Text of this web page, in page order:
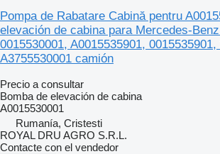
Pompa de Rabatare Cabină pentru
elevación de cabina para Mercedes-
0015530001, A0015535901, 0015535901,
A3755530001 camión
Precio a consultar
Bomba de elevación de cabina
A0015530001
Rumanía, Cristesti
ROYAL DRU AGRO S.R.L.
Contacte con el vendedor